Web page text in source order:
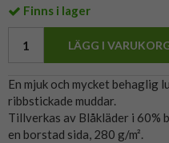
Finns i lager
LÄGG I
En mjuk och mycket behaglig
ribbstickade muddar.
Tillverkas av Blåkläder i 60%
en borstad sida, 280 g/m².